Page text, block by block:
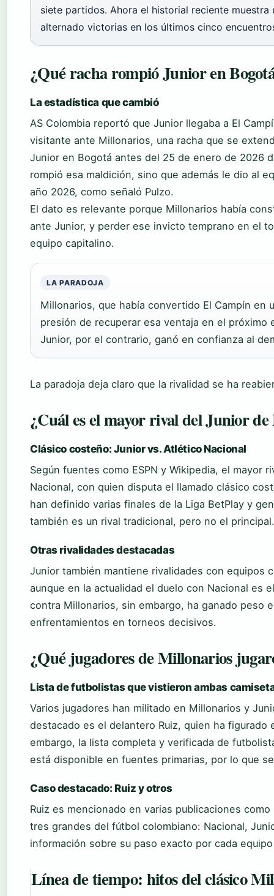
siete partidos. Ahora el historial reciente
alternado victorias en los últimos cinco
¿Qué racha rompió Junior en
La estadística que cambió
AS Colombia reportó que Junior llegaba a El
visitante ante Millonarios, una racha que se
Junior en Bogotá antes del 25 de enero de 2026
rompió esa maldición, sino que además le dio al
año 2026, como señaló Pulzo.
El dato es relevante porque Millonarios había
ante Junior, y perder ese invicto temprano en el
equipo capitalino.
LA PARADOJA
Millonarios, que había convertido El Campín en
presión de recuperar esa ventaja en el próximo
Junior, por el contrario, ganó en confianza al
La paradoja deja claro que la rivalidad se ha
¿Cuál es el mayor rival del Junior
Clásico costeño: Junior vs. Atlético Nacional
Según fuentes como ESPN y Wikipedia, el mayor
Nacional, con quien disputa el llamado clásico
han definido varias finales de la Liga BetPlay y
también es un rival tradicional, pero no el principal.
Otras rivalidades destacadas
Junior también mantiene rivalidades con equipos
aunque en la actualidad el duelo con Nacional es
contra Millonarios, sin embargo, ha ganado peso
enfrentamientos en torneos decisivos.
¿Qué jugadores de Millonarios
Lista de futbolistas que vistieron ambas
Varios jugadores han militado en Millonarios y
destacado es el delantero Ruiz, quien ha figurado
embargo, la lista completa y verificada de
está disponible en fuentes primarias, por lo que
Caso destacado: Ruiz y otros
Ruiz es mencionado en varias publicaciones
tres grandes del fútbol colombiano: Nacional,
información sobre su paso exacto por cada
Línea de tiempo: hitos del clásico